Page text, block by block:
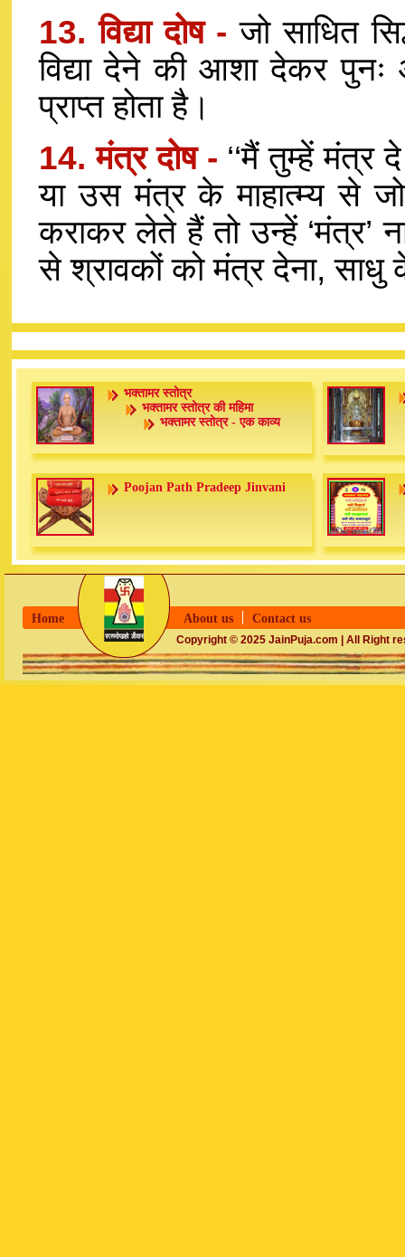
13. विद्या दोष - जो साधित
विद्या देने की आशा देकर पुनः
प्राप्त होता है।
14. मंत्र दोष - ‘‘मैं तुम्हें मंत्र
या उस मंत्र के माहात्म्य से
कराकर लेते हैं तो उन्हें ‘मंत्र’
से श्रावकों को मंत्र देना, साधु
भक्तामर स्तोत्र
भक्तामर स्तोत्र की महिमा
भक्तामर स्तोत्र - एक काव्य
Poojan Path Pradeep Jinvani
Home About us Contact us
Copyright © 2025 JainPuja.com | All Right